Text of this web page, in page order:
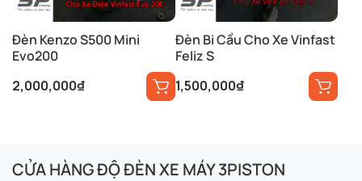
Đèn Kenzo S500 Mini
Evo200
2,000,000₫
Đèn Bi Cầu Cho Xe Vinfast
Feliz S
1,500,000₫
CỬA HÀNG ĐỘ ĐÈN XE MÁY 3PISTON